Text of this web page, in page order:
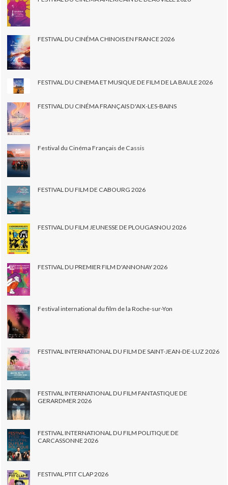
FESTIVAL DU CINÉMA CHINOIS EN FRANCE 2026
FESTIVAL DU CINEMA ET MUSIQUE DE FILM DE LA BAULE 2026
FESTIVAL DU CINÉMA FRANÇAIS D'AIX-LES-BAINS
Festival du Cinéma Français de Cassis
FESTIVAL DU FILM DE CABOURG 2026
FESTIVAL DU FILM JEUNESSE DE PLOUGASNOU 2026
FESTIVAL DU PREMIER FILM D'ANNONAY 2026
Festival international du film de la Roche-sur-Yon
FESTIVAL INTERNATIONAL DU FILM DE SAINT-JEAN-DE-LUZ 2026
FESTIVAL INTERNATIONAL DU FILM FANTASTIQUE DE
GERARDMER 2026
FESTIVAL INTERNATIONAL DU FILM POLITIQUE DE
CARCASSONNE 2026
FESTIVAL PTIT CLAP 2026